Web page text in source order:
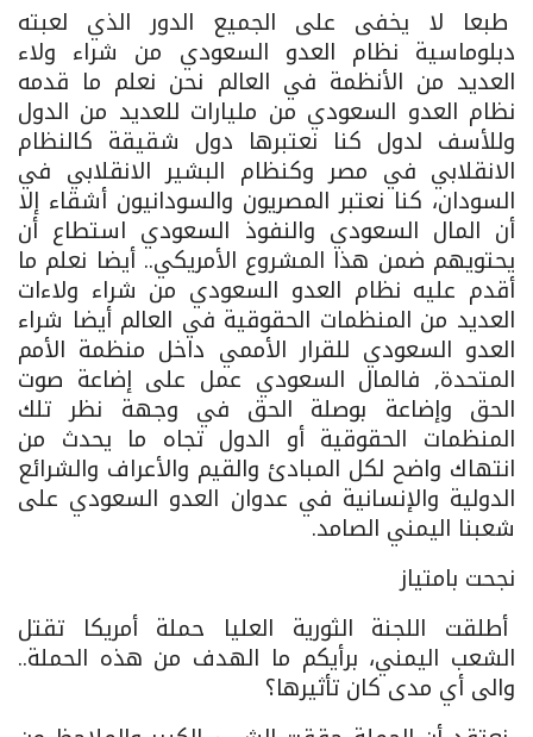
طبعا لا يخفى على الجميع الدور الذي لعبته
دبلوماسية نظام العدو السعودي من شراء ولاء
العديد من الأنظمة في العالم نحن نعلم ما قدمه
نظام العدو السعودي من مليارات للعديد من الدول
وللأسف لدول كنا نعتبرها دول شقيقة كالنظام
الانقلابي في مصر وكنظام البشير الانقلابي في
السودان، كنا نعتبر المصريون والسودانيون أشقاء إلا
أن المال السعودي والنفوذ السعودي استطاع أن
يحتويهم ضمن هذا المشروع الأمريكي.. أيضا نعلم ما
أقدم عليه نظام العدو السعودي من شراء ولاءات
العديد من المنظمات الحقوقية في العالم أيضا شراء
العدو السعودي للقرار الأممي داخل منظمة الأمم
المتحدة, فالمال السعودي عمل على إضاعة صوت
الحق وإضاعة بوصلة الحق في وجهة نظر تلك
المنظمات الحقوقية أو الدول تجاه ما يحدث من
انتهاك واضح لكل المبادئ والقيم والأعراف والشرائع
الدولية والإنسانية في عدوان العدو السعودي على
شعبنا اليمني الصامد.
نجحت بامتياز
أطلقت اللجنة الثورية العليا حملة أمريكا تقتل
الشعب اليمني، برأيكم ما الهدف من هذه الحملة..
والى أي مدى كان تأثيرها؟